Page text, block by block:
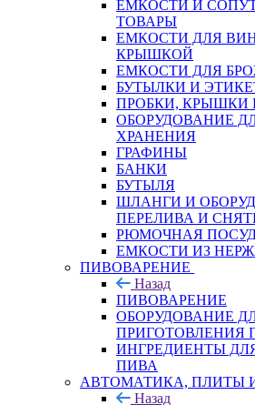
ЕМКОСТИ И
ТОВАРЫ
ЕМКОСТИ ДЛЯ
КРЫШКОЙ
ЕМКОСТИ ДЛЯ
БУТЫЛКИ И
ПРОБКИ, КРЫШКИ
ОБОРУДОВАНИЕ
ХРАНЕНИЯ
ГРАФИНЫ
БАНКИ
БУТЫЛЯ
ШЛАНГИ И
ПЕРЕЛИВА И
РЮМОЧНАЯ
ЕМКОСТИ ИЗ
ПИВОВАРЕНИЕ
Назад
ПИВОВАРЕНИЕ
ОБОРУДОВАНИЕ
ПРИГОТОВЛЕНИЯ
ИНГPЕДИЕНТЫ
ПИВА
АВТОМАТИКА, ПЛИТЫ
Назад